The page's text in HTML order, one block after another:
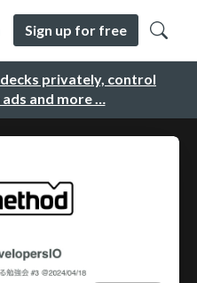
privately, control
and more …
Sign up for free